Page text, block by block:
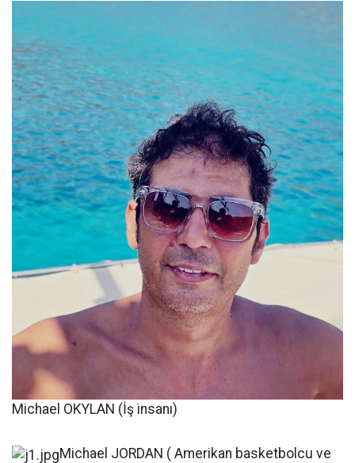
Michael OKYLAN (İş insanı)
Michael JORDAN ( Amerikan basketbolcu ve